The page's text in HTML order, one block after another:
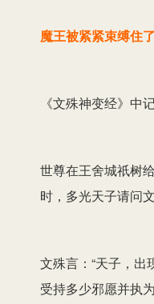
魔王被紧紧束缚住了
《文殊神变经》中
世尊在王舍城祇树
时，多光天子请问
文殊言：“天子，出
受持多少邪愿并执